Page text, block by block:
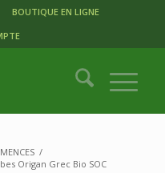
BOUTIQUE EN LIGNE
/
Origan Grec Bio SOC